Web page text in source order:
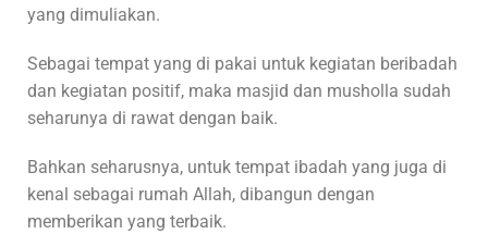
yang dimuliakan.
Sebagai tempat yang di pakai untuk kegiatan beribadah
dan kegiatan positif, maka masjid dan musholla sudah
seharunya di rawat dengan baik.
Bahkan seharusnya, untuk tempat ibadah yang juga di
kenal sebagai rumah Allah, dibangun dengan
memberikan yang terbaik.